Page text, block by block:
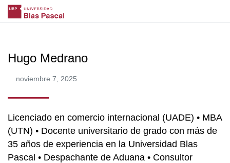
Hugo Medrano
noviembre 7, 2025
Licenciado en comercio internacional (UADE) • MBA
(UTN) • Docente universitario de grado con más de
35 años de experiencia en la Universidad Blas
Pascal • Despachante de Aduana • Consultor